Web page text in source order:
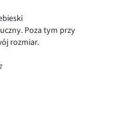
Poza tym przy
rozmiar.